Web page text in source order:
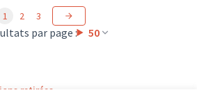
par page : 50
1 2 3
retirées